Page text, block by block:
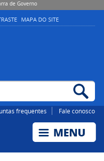
de Governo
MAPA DO SITE
frequentes Fale conosco